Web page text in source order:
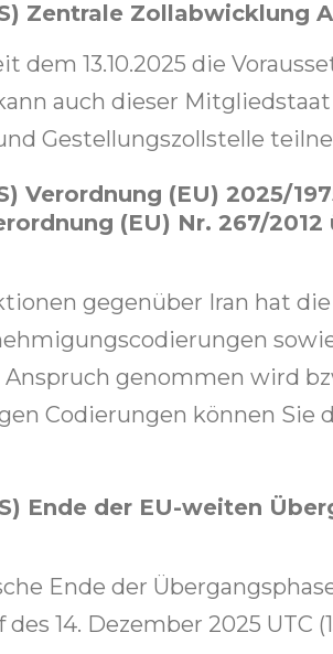
Zentrale Zollabwicklung
13.10.2025 die
auch dieser
Gestellungszollstelle
Verordnung (EU) 2025/
(EU) Nr. 267/
gegenüber Iran hat
genommen wird
Codierungen können Sie
Ende der EU-weiten
Ende der
14. Dezember 2025 UTC